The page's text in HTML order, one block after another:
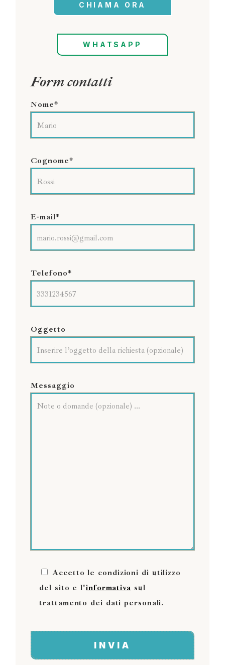
CHIAMA ORA
WHATSAPP
Form contatti
Nome*
Cognome*
E-mail*
Telefono*
Oggetto
Messaggio
Accetto le condizioni di utilizzo
del sito e l'informativa sul
trattamento dei dati personali.
INVIA